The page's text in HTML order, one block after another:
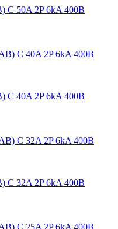
C 50A 2P 6kA 400В
C 40A 2P 6kA 400В
C 32A 2P 6kA 400В